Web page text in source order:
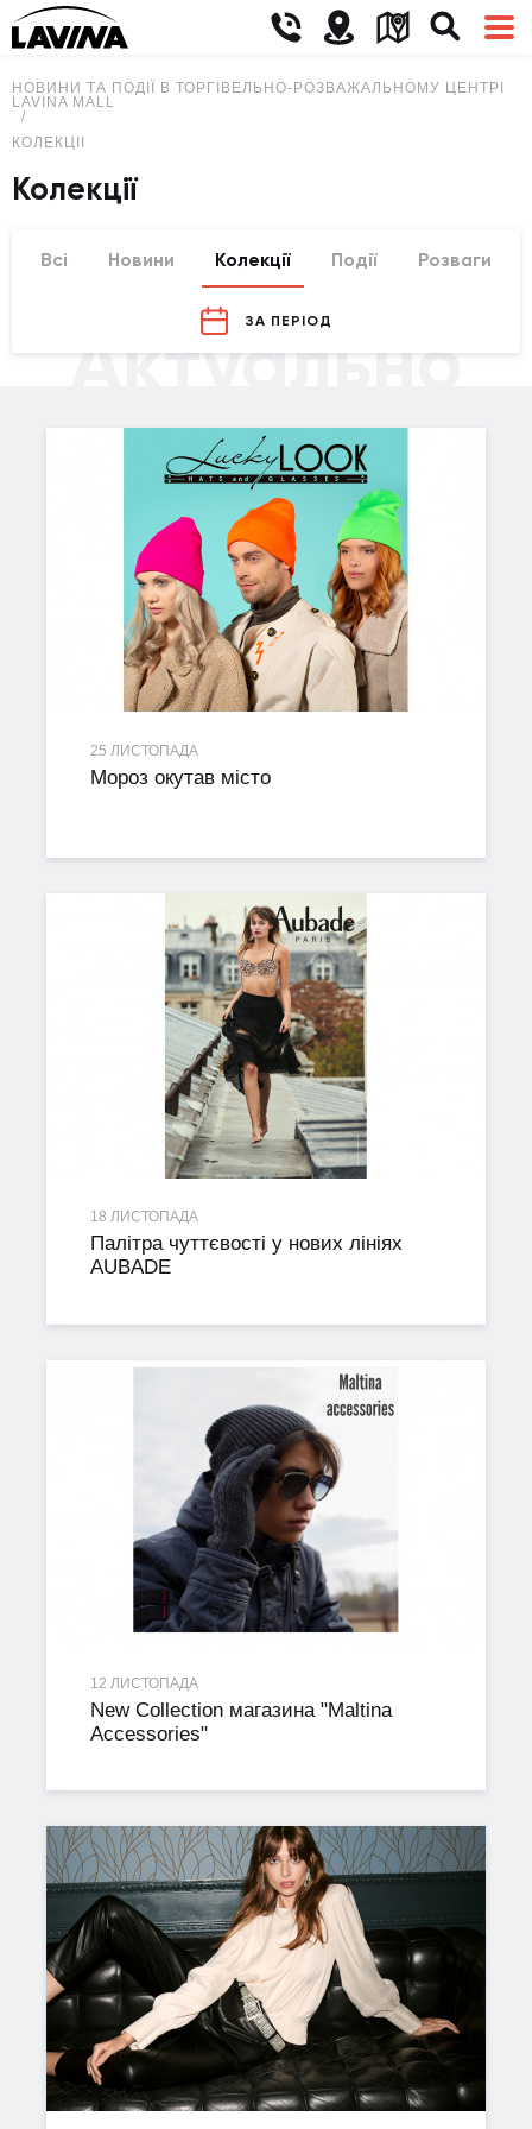
НОВИНИ ТА ПОДІЇ В ТОРГІВЕЛЬНО-РОЗВАЖАЛЬНОМУ ЦЕНТРІ
LAVINA MALL
КОЛЕКЦІЇ
Колекції
Всі Новини Колекції Події Розваги
ЗА ПЕРІОД
Актуально
25 ЛИСТОПАДА
Мороз окутав місто
18 ЛИСТОПАДА
Палітра чуттєвості у нових лініях
AUBADE
12 ЛИСТОПАДА
New Collection магазина "Maltina
Accessories"